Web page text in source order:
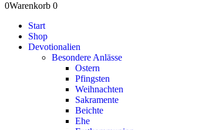
0Warenkorb 0
Start
Shop
Devotionalien
Besondere Anlässe
Ostern
Pfingsten
Weihnachten
Sakramente
Beichte
Ehe